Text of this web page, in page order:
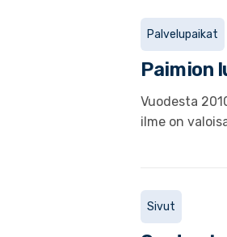
Palvelupaikat
Paimion
Vuodesta
ilme on
Sivut